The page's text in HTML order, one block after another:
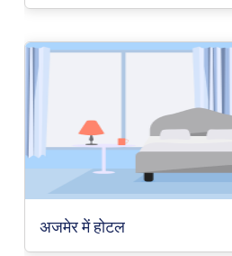
अजमेर में होटल